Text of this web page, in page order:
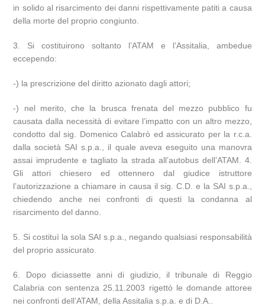
in solido al risarcimento dei danni rispettivamente patiti a causa
della morte del proprio congiunto.
3. Si costituirono soltanto l’ATAM e l’Assitalia, ambedue
eccependo:
-) la prescrizione del diritto azionato dagli attori;
-) nel merito, che la brusca frenata del mezzo pubblico fu
causata dalla necessità di evitare l’impatto con un altro mezzo,
condotto dal sig. Domenico Calabrò ed assicurato per la r.c.a.
dalla società SAI s.p.a., il quale aveva eseguito una manovra
assai imprudente e tagliato la strada all’autobus dell’ATAM. 4.
Gli attori chiesero ed ottennero dal giudice istruttore
l’autorizzazione a chiamare in causa il sig. C.D. e la SAI s.p.a.,
chiedendo anche nei confronti di questi la condanna al
risarcimento del danno.
5. Si costituì la sola SAI s.p.a., negando qualsiasi responsabilità
del proprio assicurato.
6. Dopo diciassette anni di giudizio, il tribunale di Reggio
Calabria con sentenza 25.11.2003 rigettò le domande attoree
nei confronti dell’ATAM, della Assitalia s.p.a. e di D.A..